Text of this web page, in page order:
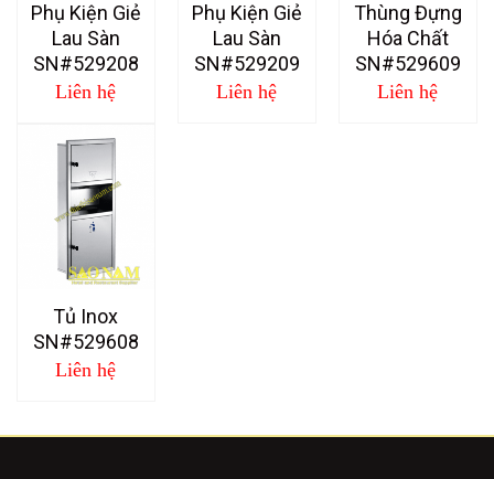
Phụ Kiện Giẻ
Lau Sàn
SN#529208
Liên hệ
Phụ Kiện Giẻ
Lau Sàn
SN#529209
Liên hệ
Thùng Đựng
Hóa Chất
SN#529609
Liên hệ
Tủ Inox
SN#529608
Liên hệ